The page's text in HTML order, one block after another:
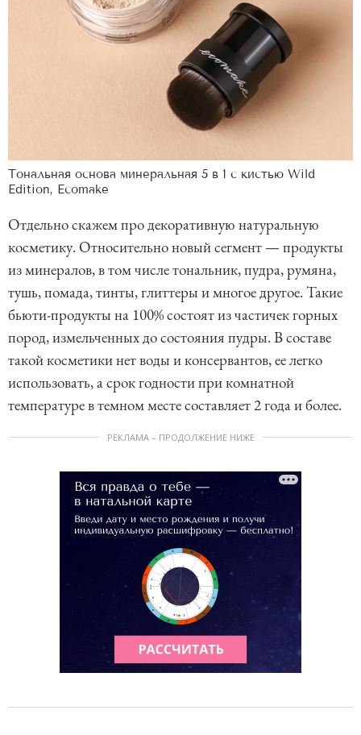
Тональная основа минеральная 5 в 1 с кистью Wild
Edition, Ecomake
Отдельно скажем про декоративную натуральную
косметику. Относительно новый сегмент — продукты
из минералов, в том числе тональник, пудра, румяна,
тушь, помада, тинты, глиттеры и многое другое. Такие
бьюти-продукты на 100% состоят из частичек горных
пород, измельченных до состояния пудры. В составе
такой косметики нет воды и консервантов, ее легко
использовать, а срок годности при комнатной
температуре в темном месте составляет 2 года и более.
РЕКЛАМА – ПРОДОЛЖЕНИЕ НИЖЕ